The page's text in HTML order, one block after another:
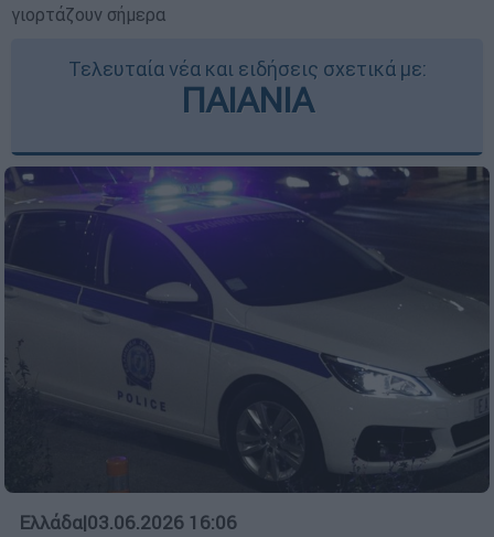
γιορτάζουν σήμερα
Τελευταία νέα και ειδήσεις σχετικά με:
ΠΑΙΑΝΙΑ
Ελλάδα|03.06.2026 16:06